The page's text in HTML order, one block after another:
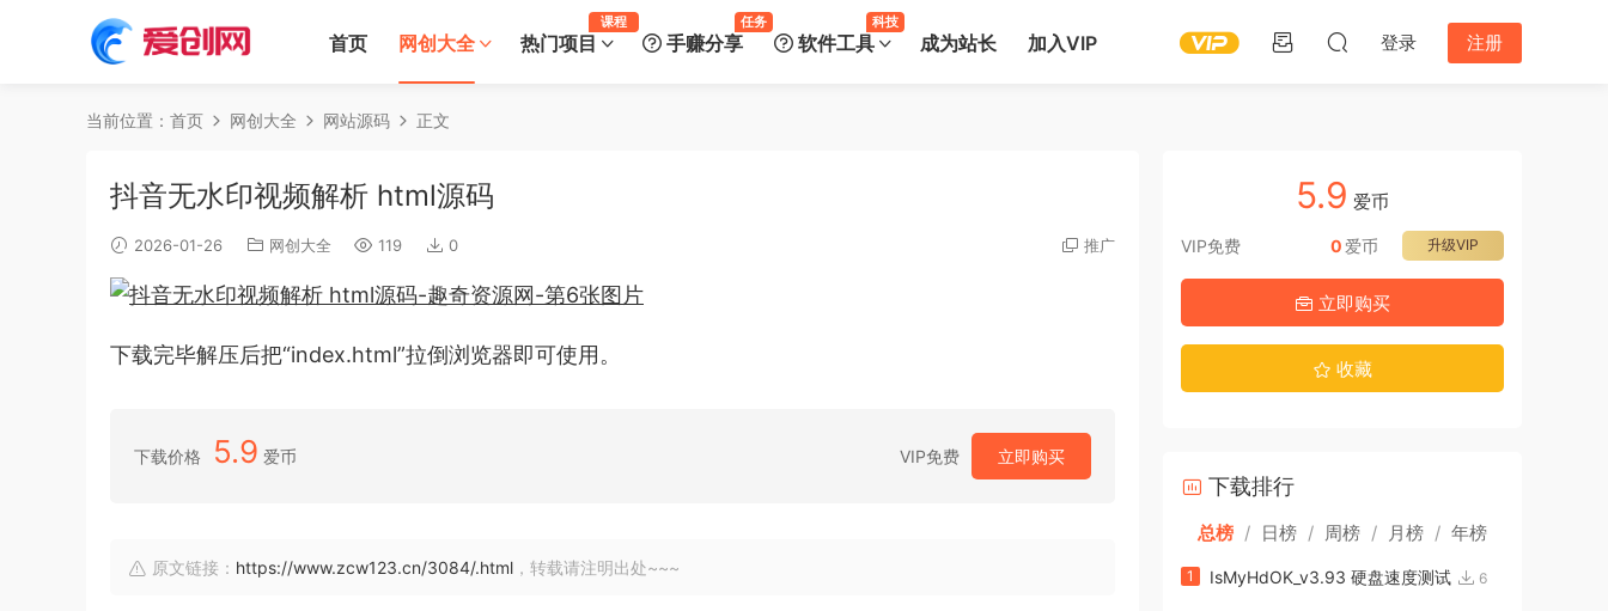
首页 网创大全 热门项目
课程
手赚分享
任务
软件工具
科技
成为站长 加入VIP 登录 注册
当前位置： 首页 网创大全 网站源码 正文
抖音无水印视频解析 html源码
2026-01-26 网创大全 119 0 推广
下载完毕解压后把“index.html”拉倒浏览器即可使用。
下载价格 5.9 爱币 VIP免费 立即购买
原文链接： https://www.zcw123.cn/3084/.html ，转载请注明出处~~~
5.9 爱币
VIP免费 升级VIP
0 爱币
立即购买
收藏
下载排行
总榜 / 日榜 / 周榜 / 月榜 / 年榜
1 IsMyHdOK_v3.93 硬盘速度测试 6